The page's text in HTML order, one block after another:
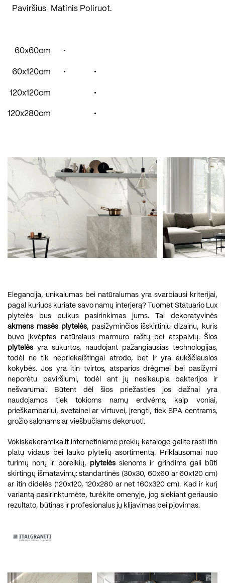
Paviršius Matinis Poliruot.
60x60cm •
60x120cm • •
120x120cm •
120x280cm •
Elegancija, unikalumas bei natūralumas yra svarbiausi kriterijai,
pagal kuriuos kuriate savo namų interjerą? Tuomet Statuario Lux
plytelės bus puikus pasirinkimas jums. Tai dekoratyvinės
akmens masės plytelės, pasižyminčios išskirtiniu dizainu, kuris
buvo įkvėptas natūralaus marmuro raštų bei atspalvių. Šios
plytelės yra sukurtos, naudojant pažangiausias technologijas,
todėl ne tik nepriekaištingai atrodo, bet ir yra aukščiausios
kokybės. Jos yra itin tvirtos, atsparios drėgmei bei pasižymi
neporėtu paviršiumi, todėl ant jų nesikaupia bakterijos ir
nešvarumai. Būtent dėl šios priežasties jos dažnai yra
naudojamos tiek tokioms namų erdvėms, kaip voniai,
prieškambariui, svetainei ar virtuvei, įrengti, tiek SPA centrams,
grožio salonams ar viešbučiams dekoruoti.
Vokiskakeramika.lt internetiniame prekių kataloge galite rasti itin
platų vidaus bei lauko plytelių asortimentą. Priklausomai nuo
turimų norų ir poreikių, plytelėssienoms ir grindims gali būti
skirtingų išmatavimų: standartinės (30x30, 60x60 ar 60x120 cm)
ar itin didelės (120x120, 120x280 ar net 160x320 cm). Kad ir kurį
variantą pasirinktumėte, turėkite omenyje, jog siekiant geriausio
rezultato, būtinas ir profesionalus jų klijavimas bei pjovimas.